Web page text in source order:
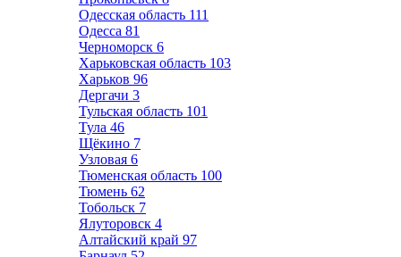
Одесская область 111
Одесса 81
Черноморск 6
Харьковская область 103
Харьков 96
Дергачи 3
Тульская область 101
Тула 46
Щёкино 7
Узловая 6
Тюменская область 100
Тюмень 62
Тобольск 7
Ялуторовск 4
Алтайский край 97